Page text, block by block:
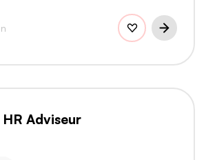
Adviseur